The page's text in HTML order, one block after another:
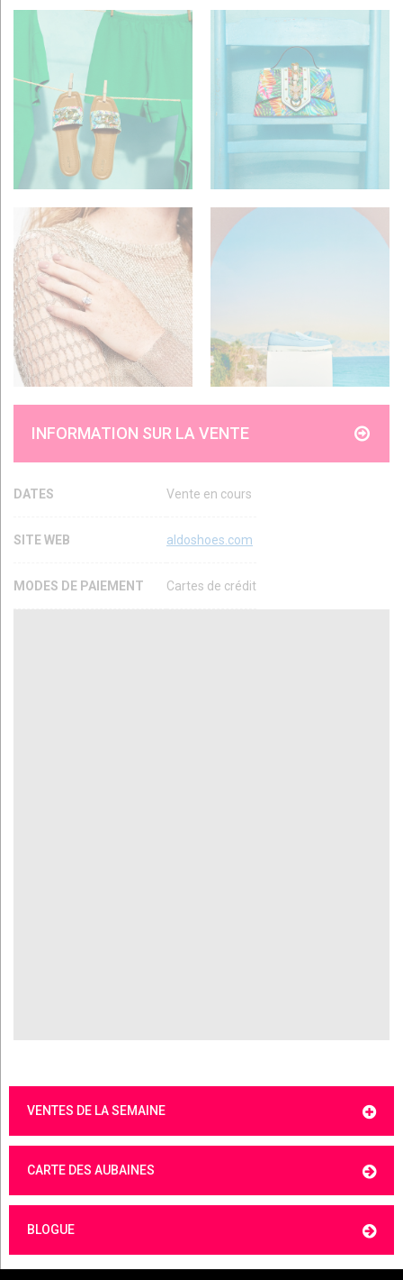
INFORMATION SUR LA VENTE
DATES Vente en cours
SITE WEB aldoshoes.com
MODES DE PAIEMENT Cartes de crédit
VENTES DE LA SEMAINE
CARTE DES AUBAINES
BLOGUE